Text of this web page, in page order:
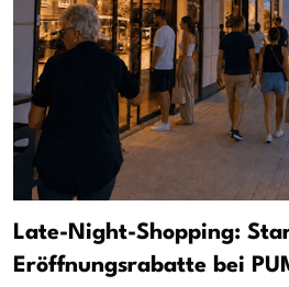
Late-Night-Shopping:
Eröffnungsrabatte bei